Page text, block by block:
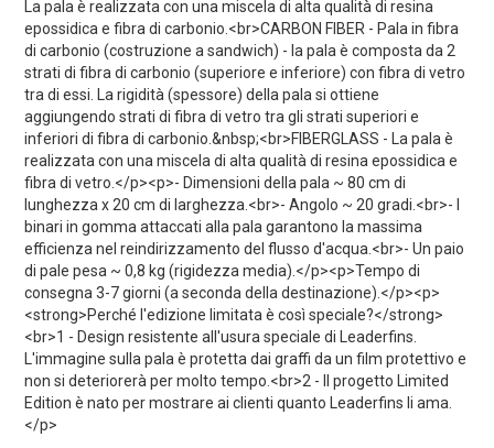
La pala è realizzata con una miscela di alta qualità di resina
epossidica e fibra di carbonio.<br>CARBON FIBER - Pala in fibra
di carbonio (costruzione a sandwich) - la pala è composta da 2
strati di fibra di carbonio (superiore e inferiore) con fibra di vetro
tra di essi. La rigidità (spessore) della pala si ottiene
aggiungendo strati di fibra di vetro tra gli strati superiori e
inferiori di fibra di carbonio.&nbsp;<br>FIBERGLASS - La pala è
realizzata con una miscela di alta qualità di resina epossidica e
fibra di vetro.</p><p>- Dimensioni della pala ~ 80 cm di
lunghezza x 20 cm di larghezza.<br>- Angolo ~ 20 gradi.<br>- I
binari in gomma attaccati alla pala garantono la massima
efficienza nel reindirizzamento del flusso d'acqua.<br>- Un paio
di pale pesa ~ 0,8 kg (rigidezza media).</p><p>Tempo di
consegna 3-7 giorni (a seconda della destinazione).</p><p>
<strong>Perché l'edizione limitata è così speciale?</strong>
<br>1 - Design resistente all'usura speciale di Leaderfins.
L'immagine sulla pala è protetta dai graffi da un film protettivo e
non si deteriorerà per molto tempo.<br>2 - Il progetto Limited
Edition è nato per mostrare ai clienti quanto Leaderfins li ama.
</p>